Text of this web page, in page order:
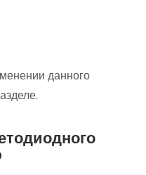
данного